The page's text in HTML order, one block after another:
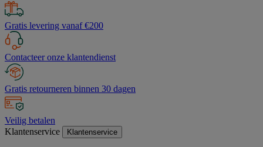
Gratis levering vanaf €200
Contacteer onze klantendienst
Gratis retourneren binnen 30 dagen
Veilig betalen
Klantenservice
Klantenservice